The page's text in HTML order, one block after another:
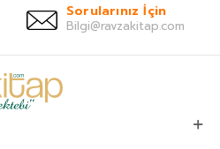
Sorularınız İçin
Bilgi@ravzakitap.com